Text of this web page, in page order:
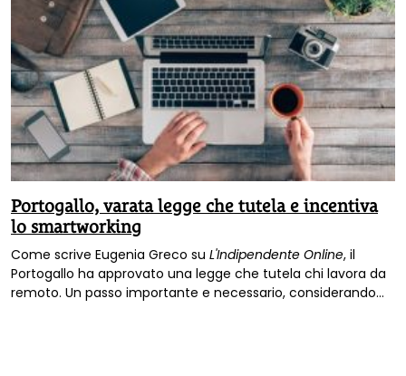
Portogallo, varata legge che tutela e incentiva
lo smartworking
Come scrive Eugenia Greco su L'Indipendente Online, il
Portogallo ha approvato una legge che tutela chi lavora da
remoto. Un passo importante e necessario, considerando